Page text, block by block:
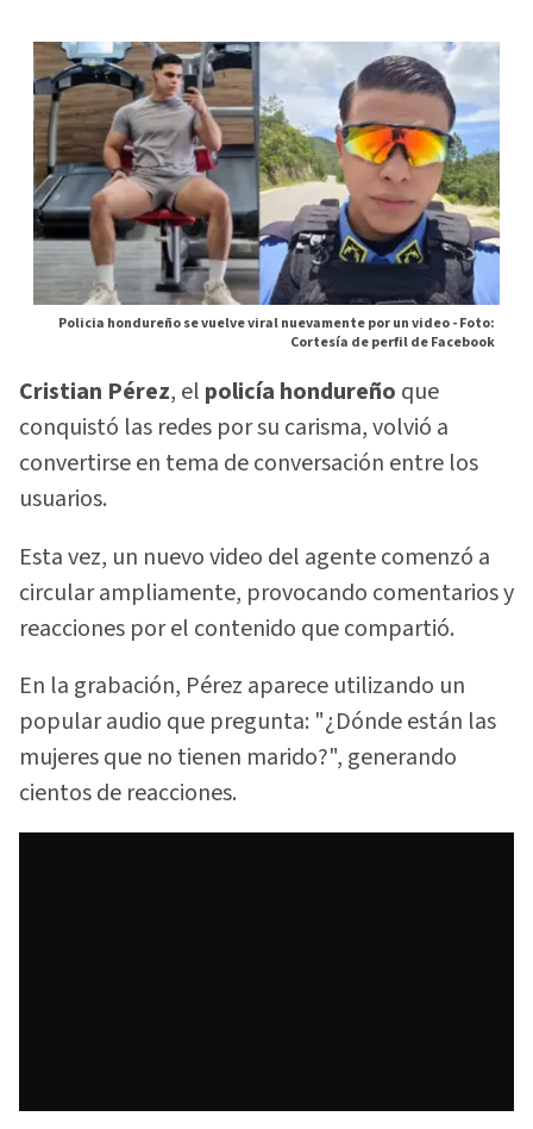
Policia hondureño se vuelve viral nuevamente por un video -Foto:
Cortesía de perfil de Facebook
Cristian Pérez, el policía hondureño que
conquistó las redes por su carisma, volvió a
convertirse en tema de conversación entre los
usuarios.
Esta vez, un nuevo video del agente comenzó a
circular ampliamente, provocando comentarios y
reacciones por el contenido que compartió.
En la grabación, Pérez aparece utilizando un
popular audio que pregunta: "¿Dónde están las
mujeres que no tienen marido?", generando
cientos de reacciones.